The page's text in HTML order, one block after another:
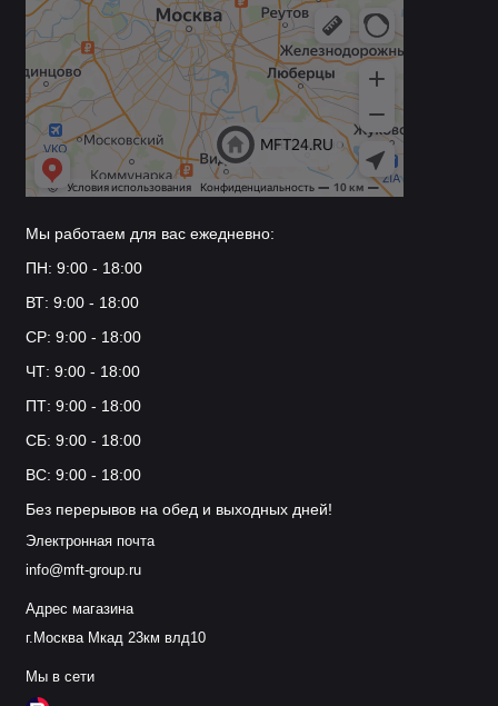
Мы работаем для вас ежедневно:
ПН: 9:00 - 18:00
ВТ: 9:00 - 18:00
СР: 9:00 - 18:00
ЧТ: 9:00 - 18:00
ПТ: 9:00 - 18:00
СБ: 9:00 - 18:00
ВС: 9:00 - 18:00
Без перерывов на обед и выходных дней!
Электронная почта
info@mft-group.ru
Адрес магазина
г.Москва Мкад 23км влд10
Мы в сети